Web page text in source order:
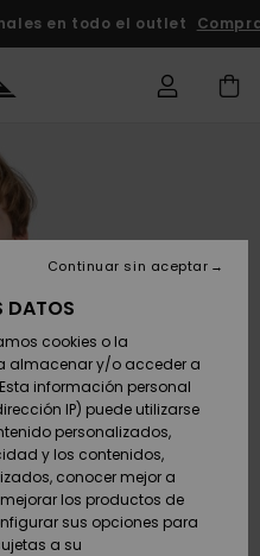
en todo el outlet
y
y
DATOS
cookies o la
almacenar y/o acceder a
información personal
IP) puede utilizarse
personalizados,
y los contenidos,
conocer mejor a
los productos de
sus opciones para
a su
Continuar sin aceptar